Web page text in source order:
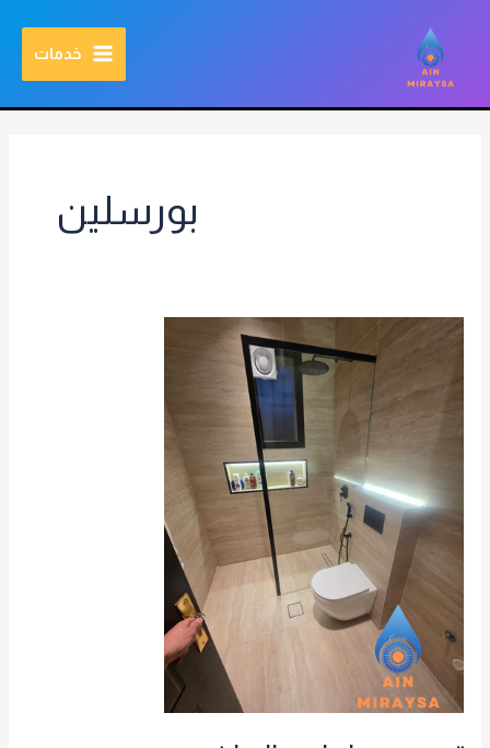
MAIN
MENU
خدمات
بورسلين
ترميم
بالرياض
مؤسسة عين مريسه للمقاولات العامة بالرياض
اطلب الخدمة الان